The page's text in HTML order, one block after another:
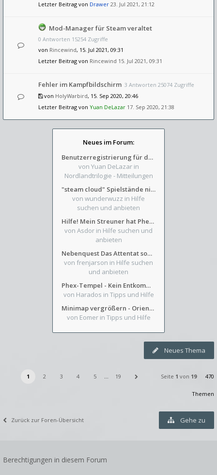
Letzter Beitrag von Drawer 23. Jul 2021, 21:12
Mod-Manager für Steam veraltet
0 Antworten 15254 Zugriffe
von Rincewind, 15. Jul 2021, 09:31
Letzter Beitrag von Rincewind 15. Jul 2021, 09:31
Fehler im Kampfbildschirm 3 Antworten 25074 Zugriffe
von HolyWarbird, 15. Sep 2020, 20:46
Letzter Beitrag von Yuan DeLazar 17. Sep 2020, 21:38
Neues im Forum:
Benutzerregistrierung für das SchickHD-/SchweifHD-Forum gesperrt
von Yuan DeLazar in
Nordlandtrilogie - Mitteilungen
"steam cloud" Spielstände nicht verfügbar
von wunderwuzz in Hilfe
suchen und anbieten
Hilfe! Mein Streuner hat Phexens Gunst verloren...
von Asdor in Hilfe suchen und
anbieten
Nebenquest Das Attentat sowie Beilunker Reiter und zwei kleine Ausrüstungsfragen
von frenjarson in Hilfe suchen
und anbieten
Phex-Tempel - Kein Entkommen aus Weinkeller/Bibliothek Trakt
von Harados in Tipps und Hilfe
Minimap vergrößern - Orientierung in Blutzinnen
von Eomer in Tipps und Hilfe
Neues Thema
1 2 3 4 5 … 19 Seite 1 von 19 470
Themen
Zurück zur Foren-Übersicht Gehe zu
Berechtigungen in diesem Forum